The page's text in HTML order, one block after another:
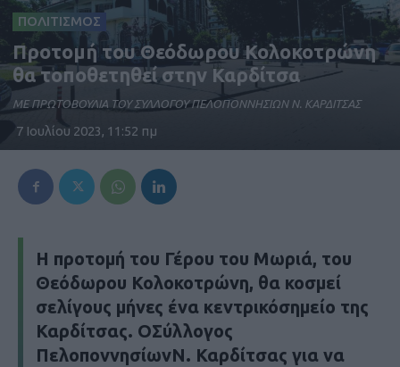
ΠΟΛΙΤΙΣΜΟΣ
Προτομή του Θεόδωρου Κολοκοτρώνη
θα τοποθετηθεί στην Καρδίτσα
ΜΕ ΠΡΩΤΟΒΟΥΛΙΑ ΤΟΥ ΣΥΛΛΟΓΟΥ ΠΕΛΟΠΟΝΝΗΣΙΩΝ Ν. ΚΑΡΔΙΤΣΑΣ
7 Ιουλίου 2023, 11:52 πμ
Η προτομή του Γέρου του Μωριά, του
Θεόδωρου Κολοκοτρώνη, θα κοσμεί
σελίγους μήνες ένα κεντρικόσημείο της
Καρδίτσας. ΟΣύλλογος
ΠελοποννησίωνΝ. Καρδίτσας για να